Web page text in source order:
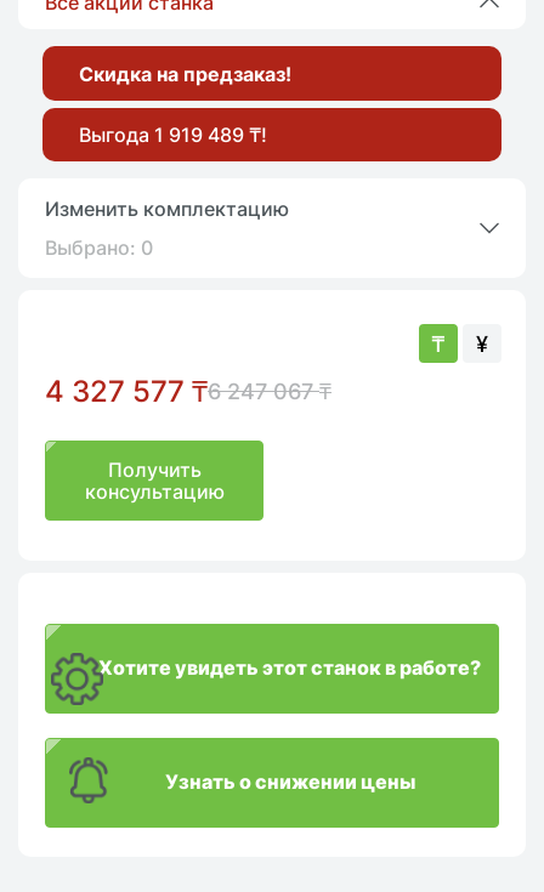
Скидка на предзаказ!
Выгода 1 919 489 ₸!
Изменить комплектацию
Выбрано: 0
₸ ¥
4 327 577 ₸6 247 067 ₸
Получить
консультацию
Хотите увидеть этот станок в работе?
Узнать о снижении цены